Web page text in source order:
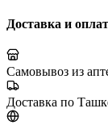
Доставка и
Самовывоз из
Доставка по